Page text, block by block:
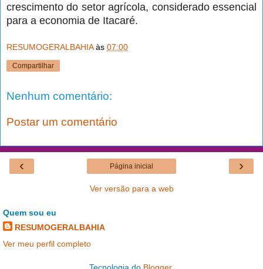
crescimento do setor agrícola, considerado essencial
para a economia de Itacaré.
RESUMOGERALBAHIA às 07:00
Compartilhar
Nenhum comentário:
Postar um comentário
‹ ›
Página inicial
Ver versão para a web
Quem sou eu
RESUMOGERALBAHIA
Ver meu perfil completo
Tecnologia do Blogger.